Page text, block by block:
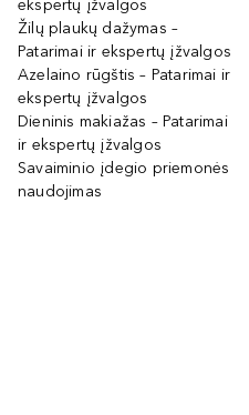
ekspertų įžvalgos
Žilų plaukų dažymas –
Patarimai ir ekspertų įžvalgos
Azelaino rūgštis – Patarimai ir
ekspertų įžvalgos
Dieninis makiažas – Patarimai
ir ekspertų įžvalgos
Savaiminio įdegio priemonės
naudojimas